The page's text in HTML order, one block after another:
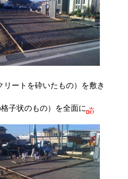
トを砕いたもの）を敷き
のもの）を全面に